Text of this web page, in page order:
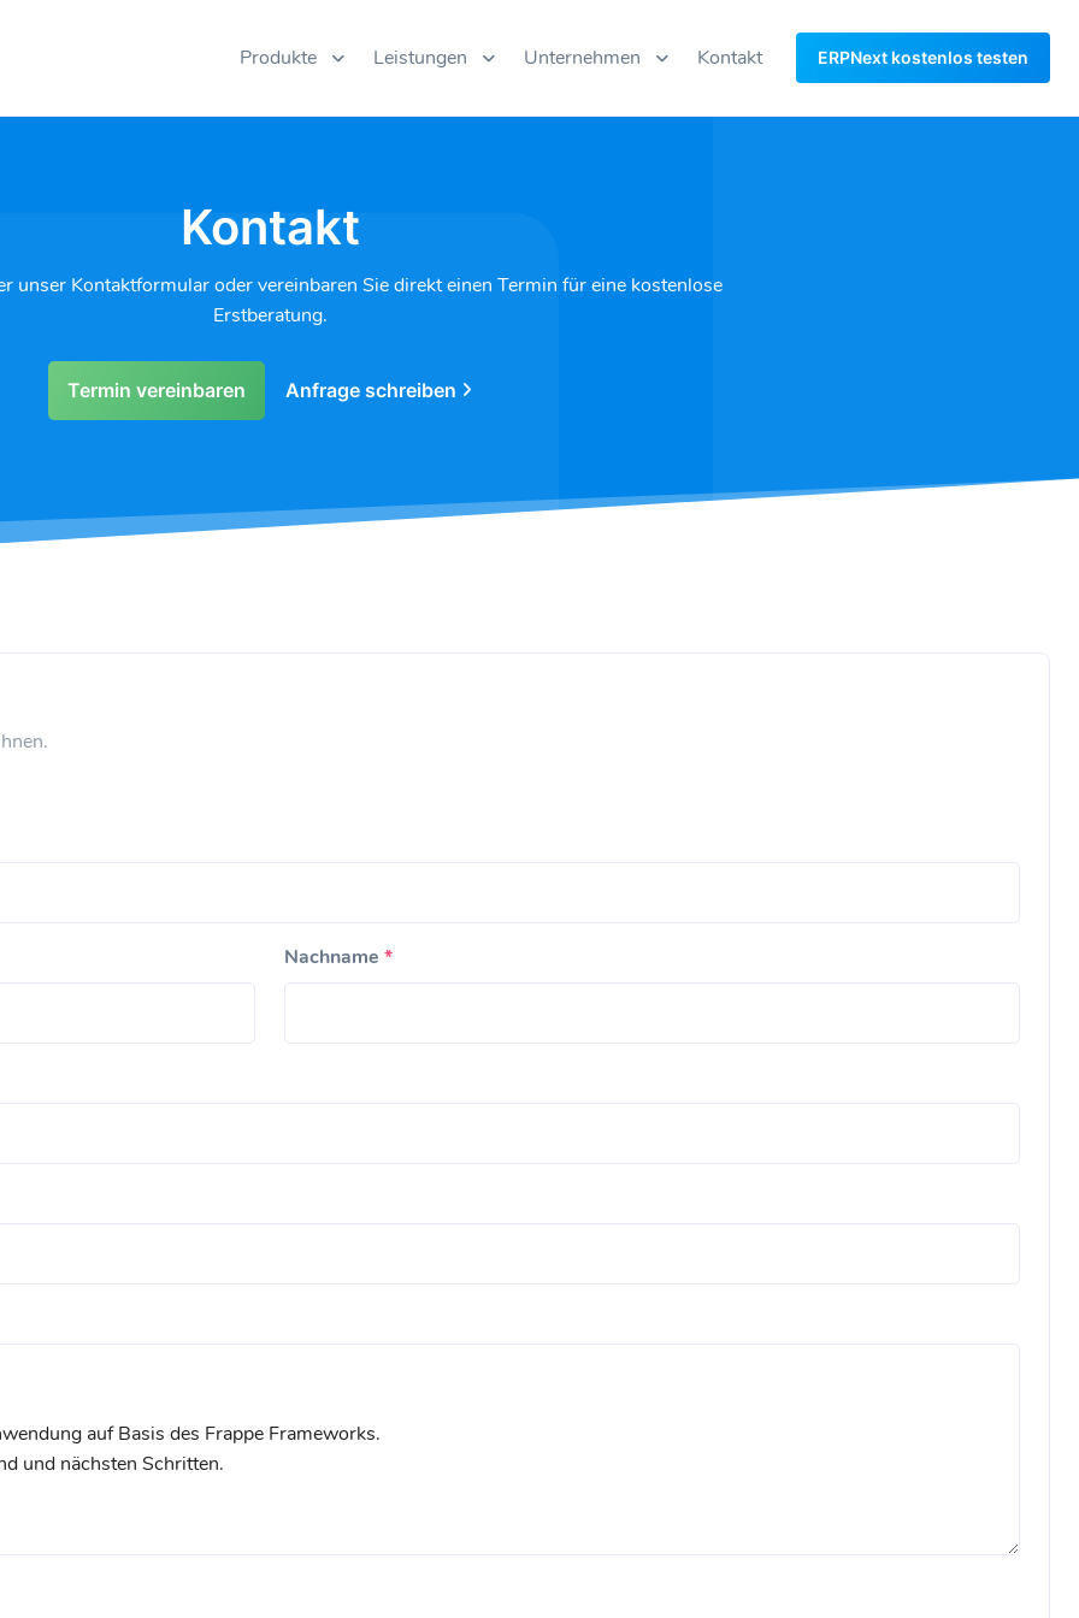
Produkte Leistungen Unternehmen Kontakt ERPNext kostenlos testen
Kontakt
unser Kontaktformular oder vereinbaren Sie direkt einen Termin für eine kostenlose
Erstberatung.
Termin vereinbaren Anfrage schreiben
Nachname *